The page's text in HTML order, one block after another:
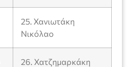
25. Χανιωτάκη
Νικόλαο
26. Χατζημαρκάκη